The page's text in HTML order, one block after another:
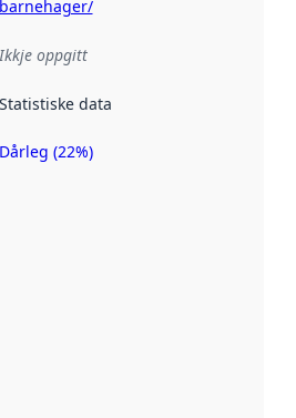
barnehager/
Ikkje oppgitt
Statistiske data
Dårleg (22%)